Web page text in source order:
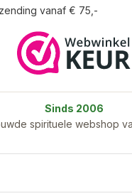
vanaf € 75,-
Sinds 2006
spirituele webshop